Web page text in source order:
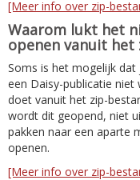
[Meer info over zip-
Waarom lukt het
openen vanuit het
Soms is het mogelijk
een Daisy-publicatie
doet vanuit het zip-
wordt dit geopend, niet
pakken naar een aparte
openen.
[Meer info over zip-